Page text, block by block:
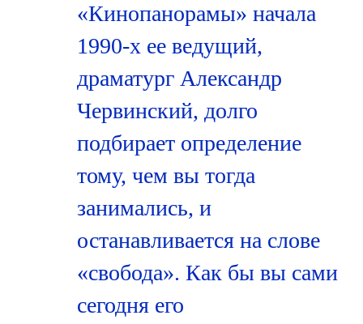
«Кинопанорамы» начала
1990-х ее ведущий,
драматург Александр
Червинский, долго
подбирает определение
тому, чем вы тогда
занимались, и
останавливается на слове
«свобода». Как бы вы сами
сегодня его